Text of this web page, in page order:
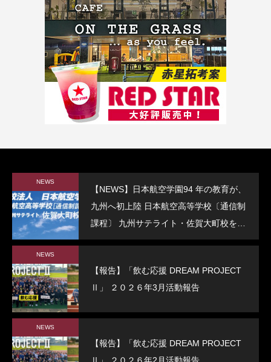
NEWS
【NEWS】日本航空学園94 年の教育が、
九州へ初上陸 日本航空高等学校〔通信制
課程〕 九州サテライト・佐賀大町校を開
校
NEWS
【報告】「飲む応援 DREAM PROJECT
Ⅱ」 ２０２６年3月活動報告
NEWS
【報告】「飲む応援 DREAM PROJECT
Ⅱ」 ２０２６年2月活動報告